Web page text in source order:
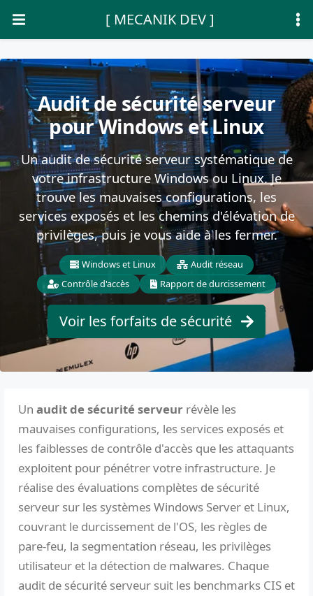
[ MECANIK DEV ]
Audit de sécurité serveur
pour Windows et Linux
Un audit de sécurité serveur systématique de
votre infrastructure Windows ou Linux. Je
trouve les mauvaises configurations, les
services exposés et les chemins d'élévation de
privilèges, puis je vous aide à les fermer.
Windows et Linux
Audit réseau
Contrôle d'accès
Rapport de durcissement
Voir les forfaits de sécurité
Un audit de sécurité serveur révèle les
mauvaises configurations, les services exposés et
les faiblesses de contrôle d'accès que les attaquants
exploitent pour pénétrer votre infrastructure. Je
réalise des évaluations complètes de sécurité
serveur sur les systèmes Windows Server et Linux,
couvrant le durcissement de l'OS, les règles de
pare-feu, la segmentation réseau, les privilèges
utilisateur et la détection de malwares. Chaque
audit de sécurité serveur suit les benchmarks CIS et